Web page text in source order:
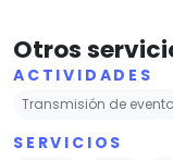
Otros
ACTIVIDADES
Transmisión de
SERVICIOS